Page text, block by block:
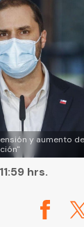
y aumento
hrs.